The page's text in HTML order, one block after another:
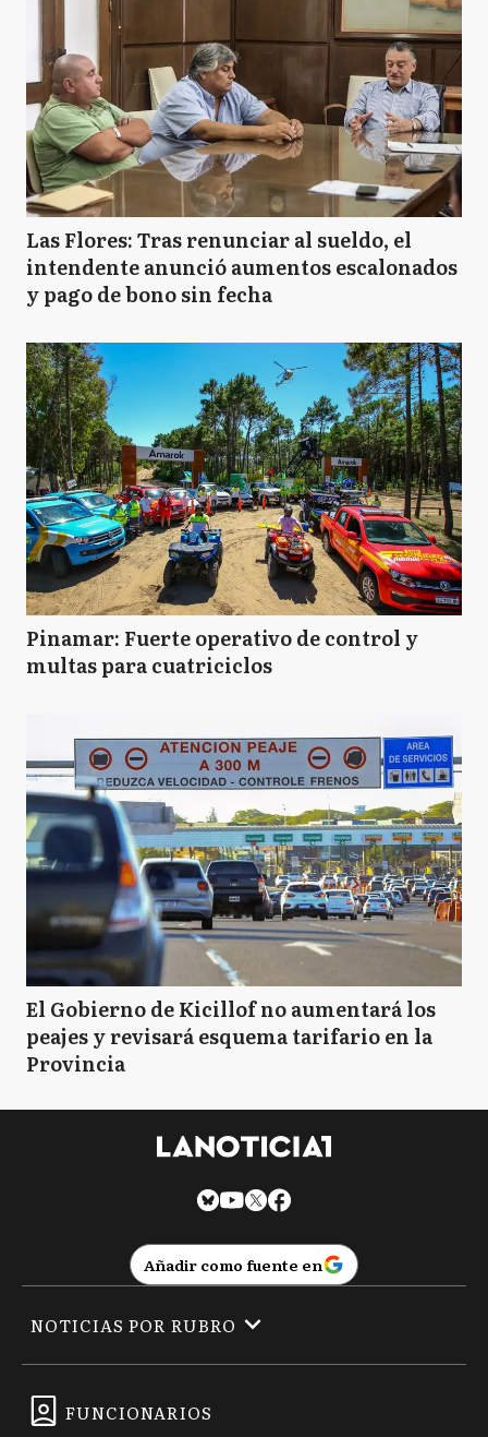
Las Flores: Tras renunciar al sueldo, el
intendente anunció aumentos escalonados
y pago de bono sin fecha
Pinamar: Fuerte operativo de control y
multas para cuatriciclos
El Gobierno de Kicillof no aumentará los
peajes y revisará esquema tarifario en la
Provincia
Añadir como fuente en
FUNCIONARIOS
NOTICIAS POR RUBRO